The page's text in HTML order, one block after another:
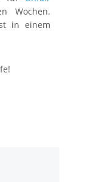
Wochen.
in einem